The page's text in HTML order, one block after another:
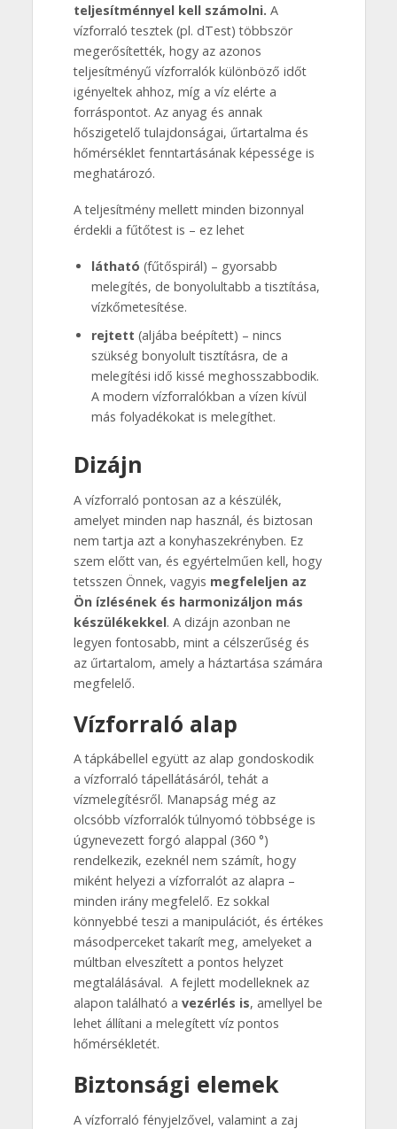
teljesítménnyel kell számolni. A
vízforraló tesztek (pl. dTest) többször
megerősítették, hogy az azonos
teljesítményű vízforralók különböző időt
igényeltek ahhoz, míg a víz elérte a
forráspontot. Az anyag és annak
hőszigetelő tulajdonságai, űrtartalma és
hőmérséklet fenntartásának képessége is
meghatározó.
A teljesítmény mellett minden bizonnyal
érdekli a fűtőtest is – ez lehet
látható (fűtőspirál) – gyorsabb
melegítés, de bonyolultabb a tisztítása,
vízkőmetesítése.
rejtett (aljába beépített) – nincs
szükség bonyolult tisztításra, de a
melegítési idő kissé meghosszabbodik.
A modern vízforralókban a vízen kívül
más folyadékokat is melegíthet.
Dizájn
A vízforraló pontosan az a készülék,
amelyet minden nap használ, és biztosan
nem tartja azt a konyhaszekrényben. Ez
szem előtt van, és egyértelműen kell, hogy
tetsszen Önnek, vagyis megfeleljen az
Ön ízlésének és harmonizáljon más
készülékekkel. A dizájn azonban ne
legyen fontosabb, mint a célszerűség és
az űrtartalom, amely a háztartása számára
megfelelő.
Vízforraló alap
A tápkábellel együtt az alap gondoskodik
a vízforraló tápellátásáról, tehát a
vízmelegítésről. Manapság még az
olcsóbb vízforralók túlnyomó többsége is
úgynevezett forgó alappal (360 °)
rendelkezik, ezeknél nem számít, hogy
miként helyezi a vízforralót az alapra –
minden irány megfelelő. Ez sokkal
könnyebbé teszi a manipulációt, és értékes
másodperceket takarít meg, amelyeket a
múltban elveszített a pontos helyzet
megtalálásával. A fejlett modelleknek az
alapon található a vezérlés is, amellyel be
lehet állítani a melegített víz pontos
hőmérsékletét.
Biztonsági elemek
A vízforraló fényjelzővel, valamint a zaj